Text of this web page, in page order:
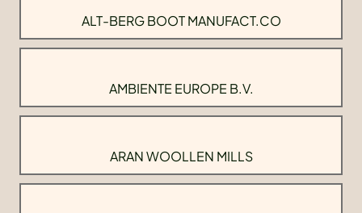
ALT-BERG BOOT MANUFACT.CO
AMBIENTE EUROPE B.V.
ARAN WOOLLEN MILLS